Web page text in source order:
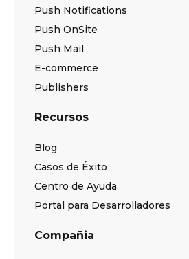
Push Notifications
Push OnSite
Push Mail
E-commerce
Publishers
Recursos
Blog
Casos de Éxito
Centro de Ayuda
Portal para Desarrolladores
Compañia